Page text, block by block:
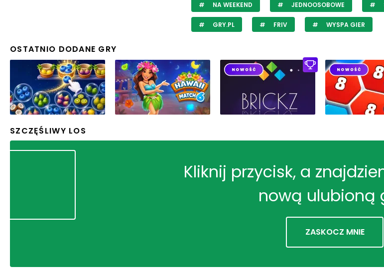
NA WEEKEND JEDNOOSOBOWE
GRY.PL FRIV WYSPA GIER
OSTATNIO DODANE GRY
SZCZĘŚLIWY LOS
Kliknij przycisk, a
nową ulubioną
ZASKOCZ MNIE